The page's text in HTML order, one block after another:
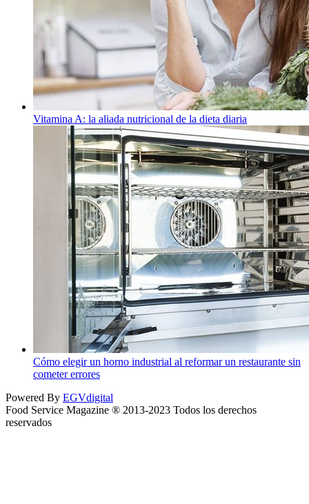
Vitamina A: la aliada nutricional de la dieta diaria
Cómo elegir un horno industrial al reformar un restaurante sin
cometer errores
Powered By EGVdigital
Food Service Magazine ® 2013-2023 Todos los derechos
reservados